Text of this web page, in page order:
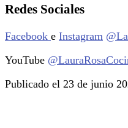
Redes Sociales
Facebook e Instagram
YouTube
Publicado el 23 de junio